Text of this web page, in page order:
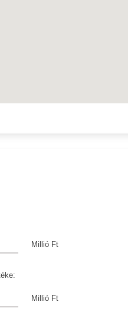
Millió Ft
Millió Ft